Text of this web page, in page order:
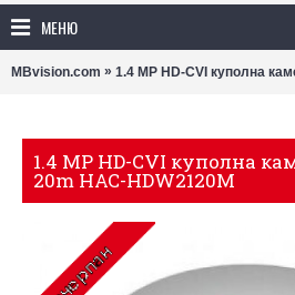
МЕНЮ
MBvision.com » 1.4 MP HD-CVI куполна камера
1.4 MP HD-CVI куполна
20m HAC-HDW2120М